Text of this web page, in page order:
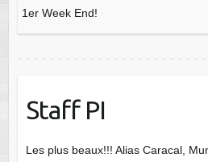
1er Week End!
Staff PI
Les plus beaux!!! Alias Caracal,